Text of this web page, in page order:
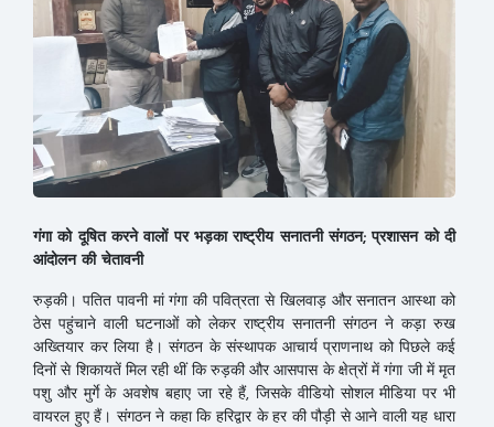
गंगा को दूषित करने वालों पर भड़का राष्ट्रीय सनातनी संगठन; प्रशासन को दी
आंदोलन की चेतावनी
रुड़की। पतित पावनी मां गंगा की पवित्रता से खिलवाड़ और सनातन आस्था को
ठेस पहुंचाने वाली घटनाओं को लेकर राष्ट्रीय सनातनी संगठन ने कड़ा रुख
अख्तियार कर लिया है। संगठन के संस्थापक आचार्य प्राणनाथ को पिछले कई
दिनों से शिकायतें मिल रही थीं कि रुड़की और आसपास के क्षेत्रों में गंगा जी में मृत
पशु और मुर्गे के अवशेष बहाए जा रहे हैं, जिसके वीडियो सोशल मीडिया पर भी
वायरल हुए हैं। संगठन ने कहा कि हरिद्वार के हर की पौड़ी से आने वाली यह धारा